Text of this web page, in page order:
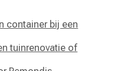
container bij een
tuinrenovatie of